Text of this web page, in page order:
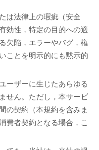
は法律上の瑕疵（安全
効性，特定の目的への適
欠陥，エラーやバグ，権
ことを明示的にも黙示的
ーザーに生じたあらゆる
せん。ただし，本サービ
の契約（本規約を含みま
費者契約となる場合，こ